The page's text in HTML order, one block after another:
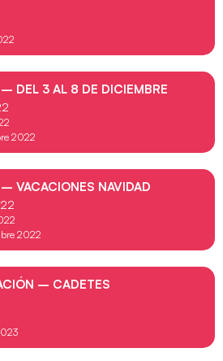
DEL 3 AL 8 DE DICIEMBRE
2022
VACACIONES NAVIDAD
2022
– CADETES